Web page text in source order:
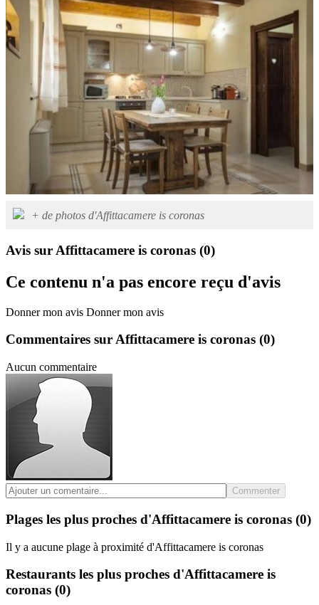
+ de photos d'Affittacamere is coronas
Avis sur Affittacamere is coronas (0)
Ce contenu n'a pas encore reçu d'avis
Donner mon avis Donner mon avis
Commentaires sur Affittacamere is coronas (0)
Aucun commentaire
Commenter
Plages les plus proches d'Affittacamere is coronas (0)
Il y a aucune plage à proximité d'Affittacamere is coronas
Restaurants les plus proches d'Affittacamere is
coronas (0)